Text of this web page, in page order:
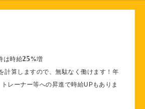
は時給25%増
計算しますので、無駄なく働けます！年
レーナー等への昇進で時給UPもありま